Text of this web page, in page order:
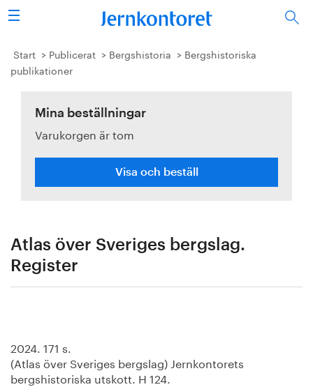
Sök
Stålindustrin
Forskning/utbildning
Energi/miljö
Vi tycker
Bildbank
Start Publicerat Bergshistoria
Bergshistoriska
publikationer
Mina beställningar
Varukorgen är tom
Visa och beställ
Atlas över Sveriges bergslag.
Register
2024. 171 s.
(Atlas över Sveriges bergslag) Jernkontorets
bergshistoriska utskott. H 124.